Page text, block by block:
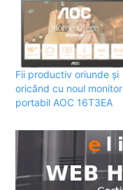
Fii productiv oriunde și
oricând cu noul monitor
portabil AOC 16T3EA